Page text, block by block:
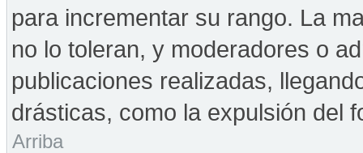
para incrementar su rango. La
no lo toleran, y moderadores o
publicaciones realizadas,
drásticas, como la expulsión del
Arriba